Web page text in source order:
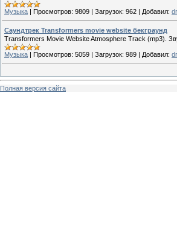
Музыка | Просмотров: 9809 | Загрузок: 962 | Добавил:
Саундтрек Transformers movie website бекграунд
Transformers Movie Website Atmosphere Track (mp3).
Музыка | Просмотров: 5059 | Загрузок: 989 | Добавил:
Полная версия сайта